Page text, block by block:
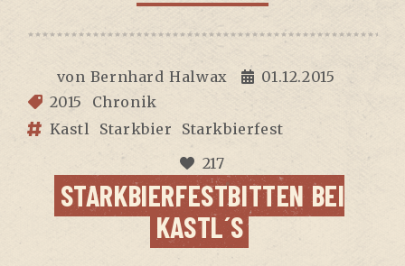
von Bernhard Halwax
01.12.2015
2015
Chronik
Kastl Starkbier
Starkbierfest
217
STARKBIERFESTBITTEN BEI
KASTL´S